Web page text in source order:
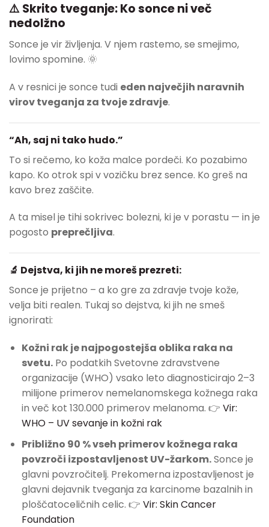
⚠️ Skrito tveganje: Ko sonce ni več
nedolžno
Sonce je vir življenja. V njem rastemo, se smejimo,
lovimo spomine. 🌞
A v resnici je sonce tudi eden največjih naravnih
virov tveganja za tvoje zdravje.
“Ah, saj ni tako hudo.”
To si rečemo, ko koža malce pordeči. Ko pozabimo
kapo. Ko otrok spi v vozičku brez sence. Ko greš na
kavo brez zaščite.
A ta misel je tihi sokrivec bolezni, ki je v porastu — in je
pogosto preprečljiva.
🔬 Dejstva, ki jih ne moreš prezreti:
Sonce je prijetno – a ko gre za zdravje tvoje kože,
velja biti realen. Tukaj so dejstva, ki jih ne smeš
ignorirati:
Kožni rak je najpogostejša oblika raka na
svetu.Po podatkih Svetovne zdravstvene
organizacije (WHO) vsako leto diagnosticirajo 2–3
milijone primerov nemelanomskega kožnega raka
in več kot 130.000 primerov melanoma. 👉 Vir:
WHO – UV sevanje in kožni rak
Približno 90 % vseh primerov kožnega raka
povzroči izpostavljenost UV-žarkom.Sonce je
glavni povzročitelj. Prekomerna izpostavljenost je
glavni dejavnik tveganja za karcinome bazalnih in
ploščatoceličnih celic. 👉 Vir: Skin Cancer
Foundation